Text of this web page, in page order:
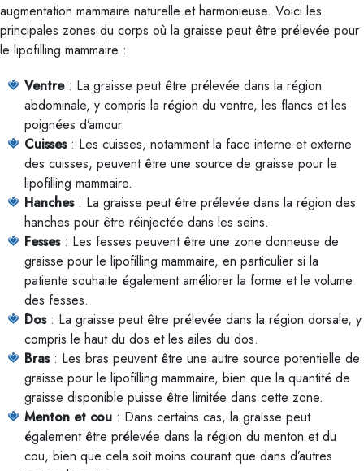
augmentation mammaire naturelle et harmonieuse. Voici les
principales zones du corps où la graisse peut être prélevée pour
le lipofilling mammaire :
Ventre: La graisse peut être prélevée dans la région
abdominale, y compris la région du ventre, les flancs et les
poignées d’amour.
Cuisses: Les cuisses, notamment la face interne et externe
des cuisses, peuvent être une source de graisse pour le
lipofilling mammaire.
Hanches: La graisse peut être prélevée dans la région des
hanches pour être réinjectée dans les seins.
Fesses: Les fesses peuvent être une zone donneuse de
graisse pour le lipofilling mammaire, en particulier si la
patiente souhaite également améliorer la forme et le volume
des fesses.
Dos: La graisse peut être prélevée dans la région dorsale, y
compris le haut du dos et les ailes du dos.
Bras: Les bras peuvent être une autre source potentielle de
graisse pour le lipofilling mammaire, bien que la quantité de
graisse disponible puisse être limitée dans cette zone.
Menton et cou : Dans certains cas, la graisse peut
également être prélevée dans la région du menton et du
cou, bien que cela soit moins courant que dans d’autres